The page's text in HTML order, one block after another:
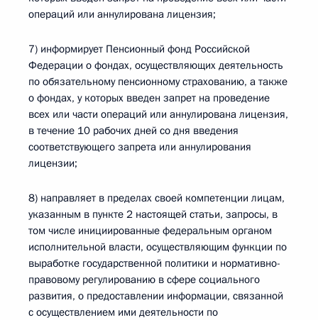
операций или аннулирована лицензия;
7) информирует Пенсионный фонд Российской
Федерации о фондах, осуществляющих деятельность
по обязательному пенсионному страхованию, а также
о фондах, у которых введен запрет на проведение
всех или части операций или аннулирована лицензия,
в течение 10 рабочих дней со дня введения
соответствующего запрета или аннулирования
лицензии;
8) направляет в пределах своей компетенции лицам,
указанным в пункте 2 настоящей статьи, запросы, в
том числе инициированные федеральным органом
исполнительной власти, осуществляющим функции по
выработке государственной политики и нормативно-
правовому регулированию в сфере социального
развития, о предоставлении информации, связанной
с осуществлением ими деятельности по